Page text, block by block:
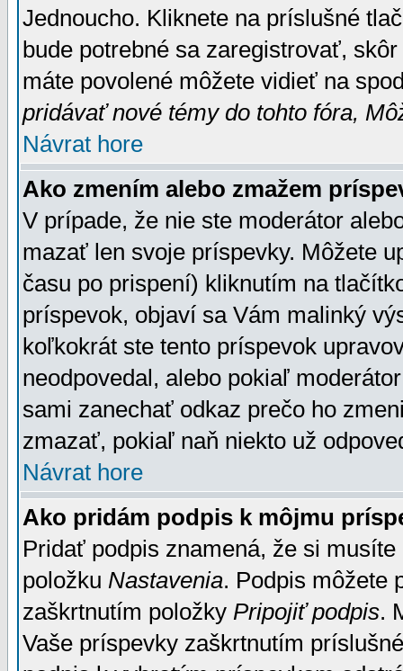
Jednoucho. Kliknete na príslušné
bude potrebné sa zaregistrovať,
máte povolené môžete vidieť na
pridávať nové témy do tohto fóra,
Návrat hore
Ako zmením alebo zmažem
V prípade, že nie ste moderátor
mazať len svoje príspevky. Môžete
času po prispení) kliknutím na
príspevok, objaví sa Vám malinký
koľkokrát ste tento príspevok
neodpovedal, alebo pokiaľ
sami zanechať odkaz prečo ho
zmazať, pokiaľ naň niekto už
Návrat hore
Ako pridám podpis k môjmu
Pridať podpis znamená, že si
položku Nastavenia. Podpis môžete
zaškrtnutím položky Pripojiť podpis.
Vaše príspevky zaškrtnutím